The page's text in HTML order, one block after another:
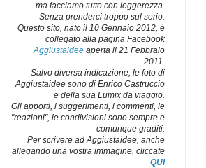
ma facciamo tutto con leggerezza.
Senza prenderci troppo sul serio.
Questo sito, nato il 10 Gennaio 2012, è
collegato alla pagina Facebook
Aggiustaidee aperta il 21 Febbraio
2011.
Salvo diversa indicazione, le foto di
Aggiustaidee sono di Enrico Castruccio
e della sua Lumix da viaggio.
Gli apporti, i suggerimenti, i commenti, le
"reazioni", le condivisioni sono sempre e
comunque graditi.
Per scrivere ad Aggiustaidee, anche
allegando una vostra immagine, cliccate
QUI